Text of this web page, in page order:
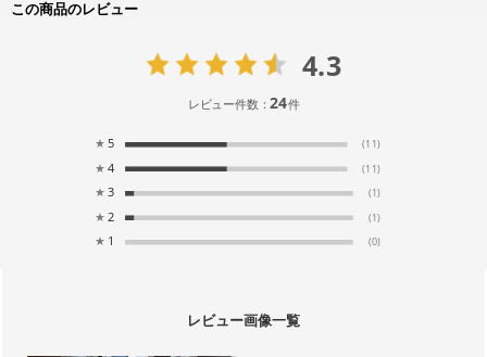
この商品のレビュー
4.3
レビュー件数：24件
★ 5 (11)
★ 4 (11)
★ 3 (1)
★ 2 (1)
★ 1 (0)
レビュー画像一覧